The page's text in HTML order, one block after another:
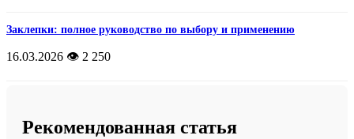
Заклепки: полное руководство по выбору и применению
16.03.2026 👁️ 2 250
Рекомендованная статья